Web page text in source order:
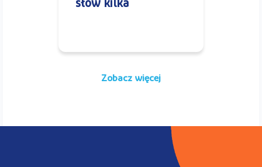
słów kilka
Zobacz więcej